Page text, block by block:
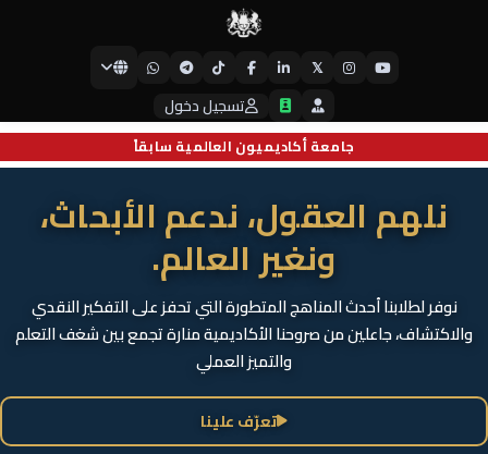
جامعة أكاديميون العالمية سابقاً
𝕏
تسجيل دخول
جامعة أيبكسي العالمية
نلهم العقول، ندعم الأبحاث،
ونغير العالم.
نوفر لطلابنا أحدث المناهج المتطورة التي تحفز على التفكير النقدي
والاكتشاف، جاعلين من صروحنا الأكاديمية منارة تجمع بين شغف التعلم
والتميز العملي
تعرّف علينا